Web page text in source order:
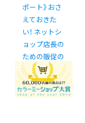
ポート》おさ
えておきた
い！ ネットシ
ョップ店長の
ための販促の
キホン【THE
販促】